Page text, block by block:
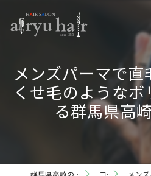
メンズパーマで
くせ毛のような
る群馬県高